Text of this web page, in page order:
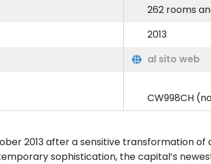
262 rooms
2013
al sito web
CW998CH
2013 after a sensitive transformation of
sophistication, the capital’s